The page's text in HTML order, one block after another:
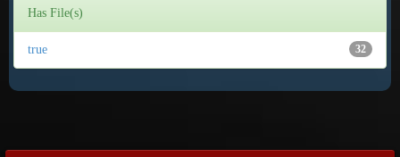
Has File(s)
32
true